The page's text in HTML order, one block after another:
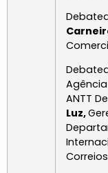
ANTT
Luz,